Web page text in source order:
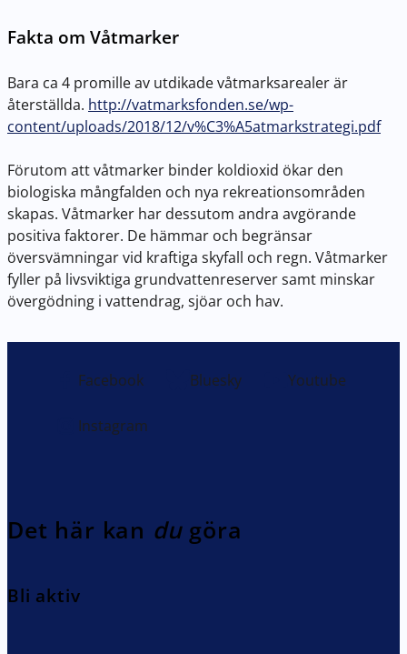
Fakta om Våtmarker
Bara ca 4 promille av utdikade våtmarksarealer är
återställda. http://vatmarksfonden.se/wp-
content/uploads/2018/12/v%C3%A5atmarkstrategi.pdf
Förutom att våtmarker binder koldioxid ökar den
biologiska mångfalden och nya rekreationsområden
skapas. Våtmarker har dessutom andra avgörande
positiva faktorer. De hämmar och begränsar
översvämningar vid kraftiga skyfall och regn. Våtmarker
fyller på livsviktiga grundvattenreserver samt minskar
övergödning i vattendrag, sjöar och hav.
Facebook Bluesky Youtube
Instagram
Det här kan dugöra
Bli aktiv